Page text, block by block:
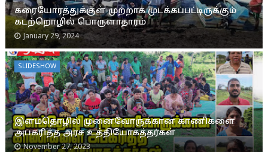
கரையோரத்துக்குள் முற்றாக முடக்கப்பட்டிருக்கும்
கடற்றொழில் பொருளாதாரம்
January 29, 2024
SLIDESHOW
இளம்தொழில் முனைவோருக்கான காணிகளை
அபகரித்த அரச உத்தியோகத்தர்கள்
November 27, 2023